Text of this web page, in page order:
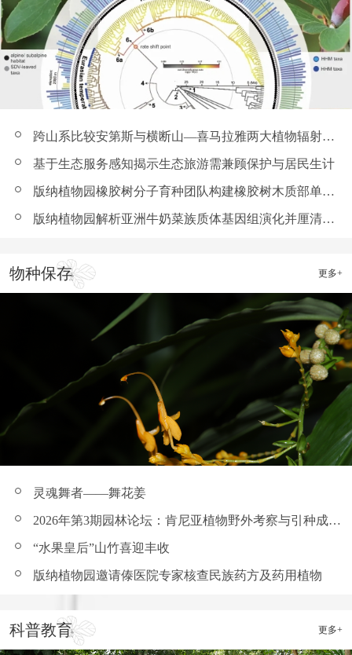
跨山系比较安第斯与横断山—喜马拉雅两大植物辐射热点——版...
基于生态服务感知揭示生态旅游需兼顾保护与居民生计
版纳植物园橡胶树分子育种团队构建橡胶树木质部单细胞图谱并...
版纳植物园解析亚洲牛奶菜族质体基因组演化并厘清属级分类争议
物种保存 更多+
灵魂舞者——舞花姜
2026年第3期园林论坛：肯尼亚植物野外考察与引种成果汇报
“水果皇后”山竹喜迎丰收
版纳植物园邀请傣医院专家核查民族药方及药用植物
科普教育 更多+